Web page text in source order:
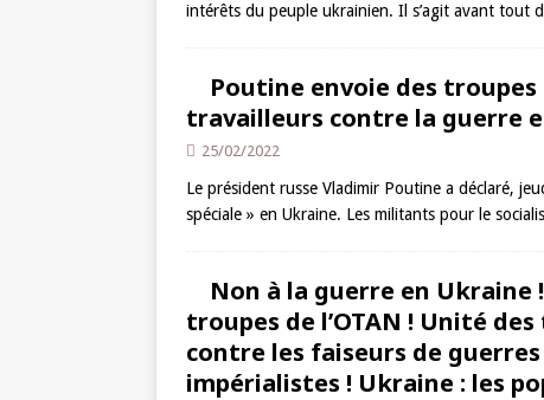
intérêts du peuple ukrainien. Il s’agit avant tout
Poutine envoie des troupes
travailleurs contre la guerre
25/02/2022
Le président russe Vladimir Poutine a déclaré,
spéciale » en Ukraine. Les militants pour le
Non à la guerre en Ukraine
troupes de l’OTAN ! Unité
contre les faiseurs de
impérialistes ! Ukraine : les